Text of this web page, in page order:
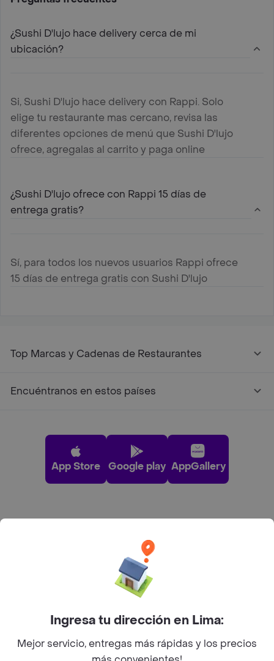
¿Sushi D'lujo hace delivery cerca de mi
ubicación?
Si, Sushi D'lujo hace delivery con Rappi. Solo
elige tu restaurante mas cercano, revisa las
diferentes opciones de menú que Sushi D'lujo
ofrece, agregalas al carrito y paga online
¿Sushi D'lujo ofrece con Rappi 15 días de
entrega gratis?
Sí, para todos los nuevos usuarios Rappi ofrece
15 días de entrega gratis con Sushi D'lujo
Top Marcas y Cadenas de Restaurantes
Encuéntranos en estos países
App Store Google play AppGallery
Sobre Rappi
Ingresa tu dirección en Lima:
Mejor servicio, entregas más rápidas y los precios